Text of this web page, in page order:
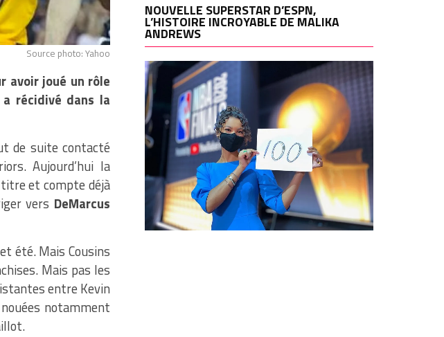
Source photo: Yahoo
avoir joué un rôle
récidivé dans la
de suite contacté
Aujourd’hui la
et compte déjà
vers DeMarcus
été. Mais Cousins
Mais pas les
entre Kevin
notamment
NOUVELLE SUPERSTAR D’ESPN,
L’HISTOIRE INCROYABLE DE MALIKA
ANDREWS